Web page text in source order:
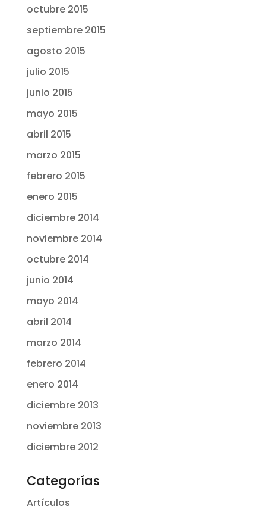
octubre 2015
septiembre 2015
agosto 2015
julio 2015
junio 2015
mayo 2015
abril 2015
marzo 2015
febrero 2015
enero 2015
diciembre 2014
noviembre 2014
octubre 2014
junio 2014
mayo 2014
abril 2014
marzo 2014
febrero 2014
enero 2014
diciembre 2013
noviembre 2013
diciembre 2012
Categorías
Artículos